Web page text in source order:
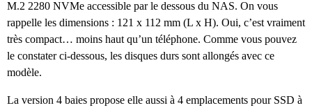
M.2 2280 NVMe accessible par le dessous du NAS. On vous
rappelle les dimensions : 121 x 112 mm (L x H). Oui, c’est vraiment
très compact… moins haut qu’un téléphone. Comme vous pouvez
le constater ci-dessous, les disques durs sont allongés avec ce
modèle.
La version 4 baies propose elle aussi à 4 emplacements pour SSD à